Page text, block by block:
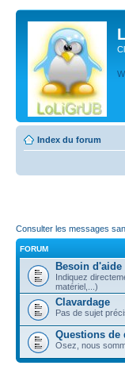
Index du forum
Consulter les messages
FORUM
Besoin d'aide
Indiquez
matériel,...)
Clavardage
Pas de sujet
Questions de
Osez, nous